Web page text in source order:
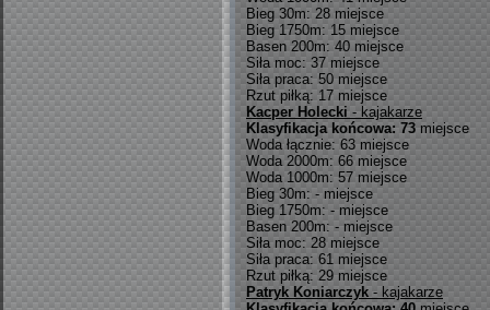
Bieg 30m: 28 miejsce
Bieg 1750m: 15 miejsce
Basen 200m: 40 miejsce
Siła moc: 37 miejsce
Siła praca: 50 miejsce
Rzut piłką: 17 miejsce
Kacper Holecki - kajakarze
Klasyfikacja końcowa: 73 miejsce
Woda łącznie: 63 miejsce
Woda 2000m: 66 miejsce
Woda 1000m: 57 miejsce
Bieg 30m: - miejsce
Bieg 1750m: - miejsce
Basen 200m: - miejsce
Siła moc: 28 miejsce
Siła praca: 61 miejsce
Rzut piłką: 29 miejsce
Patryk Koniarczyk- kajakarze